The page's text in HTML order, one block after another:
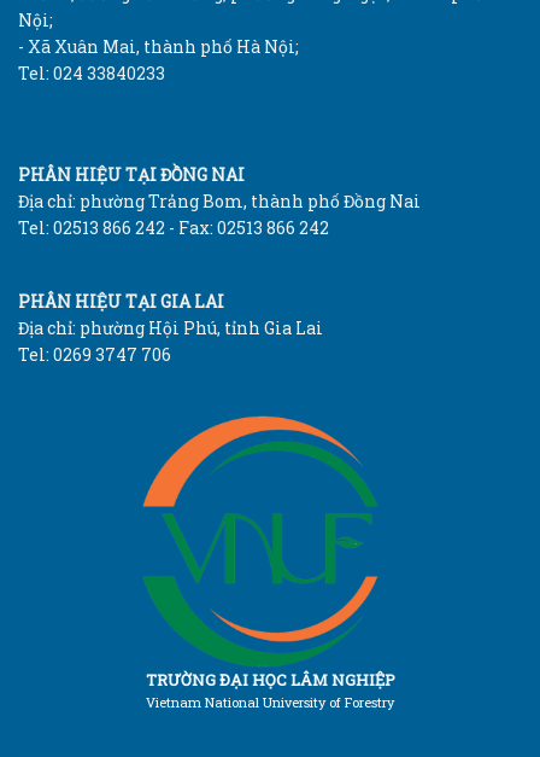
Nội;
- Xã Xuân Mai, thành phố Hà Nội;
Tel: 024 33840233
PHÂN HIỆU TẠI ĐỒNG NAI
Địa chỉ: phường Trảng Bom, thành phố Đồng Nai
Tel: 02513 866 242 - Fax: 02513 866 242
PHÂN HIỆU TẠI GIA LAI
Địa chỉ: phường Hội Phú, tỉnh Gia Lai
Tel: 0269 3747 706
TRƯỜNG ĐẠI HỌC LÂM NGHIỆP
Vietnam National University of Forestry